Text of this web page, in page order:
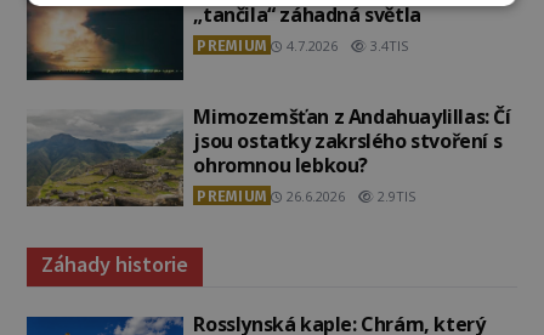
„tančila“ záhadná světla
PREMIUM 4.7.2026 3.4TIS
Mimozemšťan z Andahuaylillas: Čí
jsou ostatky zakrslého stvoření s
ohromnou lebkou?
PREMIUM 26.6.2026 2.9TIS
Záhady historie
Rosslynská kaple: Chrám, který